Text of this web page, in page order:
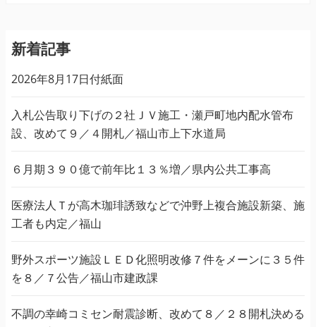
新着記事
2026年8月17日付紙面
入札公告取り下げの２社ＪＶ施工・瀬戸町地内配水管布
設、改めて９／４開札／福山市上下水道局
６月期３９０億で前年比１３％増／県内公共工事高
医療法人Ｔが高木珈琲誘致などで沖野上複合施設新築、施
工者も内定／福山
野外スポーツ施設ＬＥＤ化照明改修７件をメーンに３５件
を８／７公告／福山市建政課
不調の幸崎コミセン耐震診断、改めて８／２８開札決める